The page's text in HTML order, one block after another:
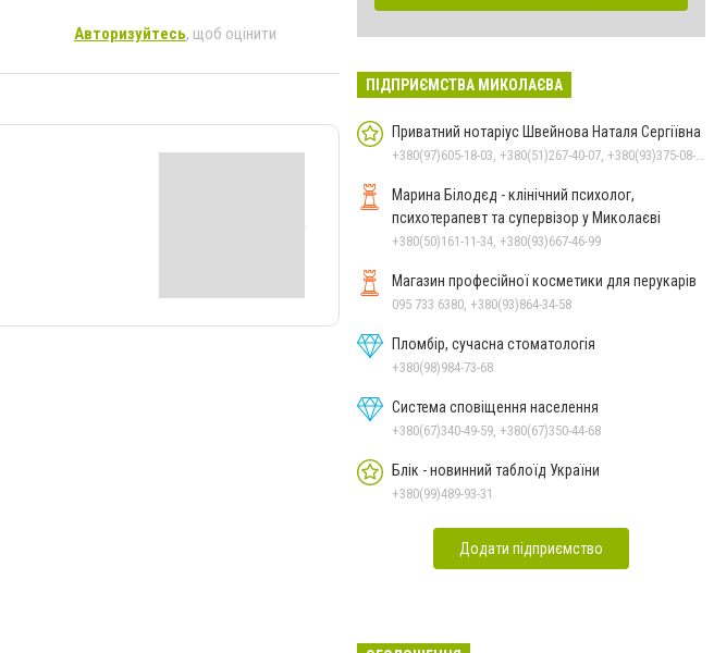
Авторизуйтесь, щоб оцінити
ПІДПРИЄМСТВА МИКОЛАЄВА
Приватний нотаріус Швейнова Наталя Сергіївна
Марина Білодєд - клінічний психолог,
психотерапевт та супервізор у Миколаєві
+380(50)161-11-34, +380(93)667-46-99
Магазин професійної косметики для перукарів
095 733 6380, +380(93)864-34-58
Пломбір, сучасна стоматологія
+380(98)984-73-68
Система сповіщення населення
+380(67)340-49-59, +380(67)350-44-68
Блік - новинний таблоїд України
+380(99)489-93-31
Додати підприємство